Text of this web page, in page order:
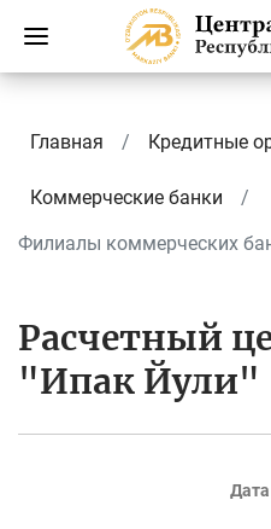
Главная Кредитные
Коммерческие банки
Филиалы коммерческих
Расчетный
"Ипак Йули"